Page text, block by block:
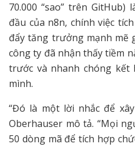
70.000 “sao” trên
đầu của n8n, chính việc
đẩy tăng trưởng mạnh mẽ
công ty đã nhận thấy tiềm
trước và nhanh chóng kết
mình.
“Đó là một lời nhắc để
Oberhauser mô tả. “Mọi
50 dòng mã để tích hợp